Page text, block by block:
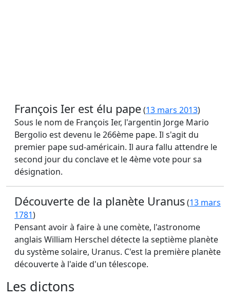
François Ier est élu pape(13 mars 2013)
Sous le nom de François Ier, l'argentin Jorge Mario
Bergolio est devenu le 266ème pape. Il s'agit du
premier pape sud-américain. Il aura fallu attendre le
second jour du conclave et le 4ème vote pour sa
désignation.
Découverte de la planète Uranus(13 mars
1781)
Pensant avoir à faire à une comète, l'astronome
anglais William Herschel détecte la septième planète
du système solaire, Uranus. C'est la première planète
découverte à l'aide d'un télescope.
Les dictons